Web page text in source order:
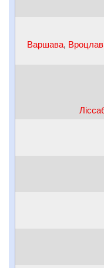
Варшава, Вроцлав